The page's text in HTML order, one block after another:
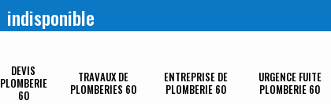
indisponible
DEVIS
PLOMBERIE
60
TRAVAUX DE
PLOMBERIES 60
ENTREPRISE DE
PLOMBERIE 60
URGENCE FUITE
PLOMBERIE 60